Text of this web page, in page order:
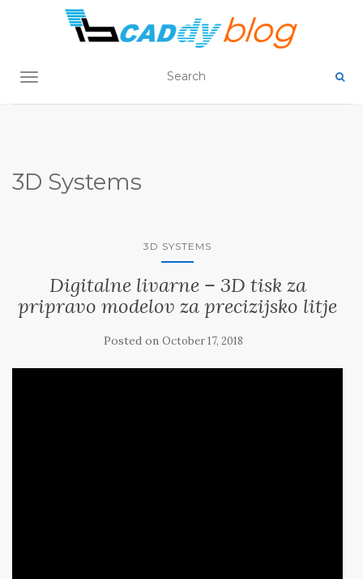
TOGGLE NAVIGATION
3D Systems
3D SYSTEMS
Digitalne livarne – 3D tisk za
pripravo modelov za precizijsko litje
Posted on October 17, 2018